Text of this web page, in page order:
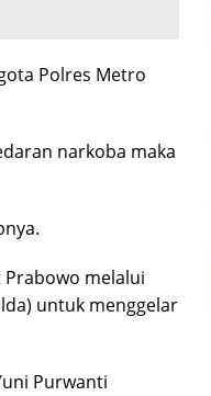
Polres Metro
narkoba maka
Prabowo melalui
untuk menggelar
Purwanti